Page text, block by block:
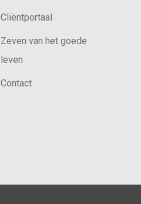
Cliëntportaal
Zeven van het goede
leven
Contact